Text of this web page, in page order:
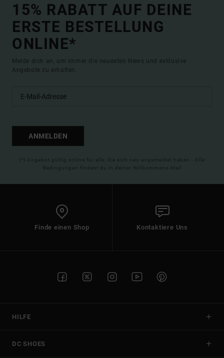
15% RABATT AUF DEINE
ERSTE BESTELLUNG
ONLINE*
Melde dich an, um immer die neuesten News und exklusive
Angebote zu erhalten.
ANMELDEN
(*) Angebot gültig online für alle, die sich neu angemeldet haben - Alle
Bedingungen findest du in deiner Willkommens-Mail
Finde einen Shop Kontaktiere Uns
HILFE
DC SHOES